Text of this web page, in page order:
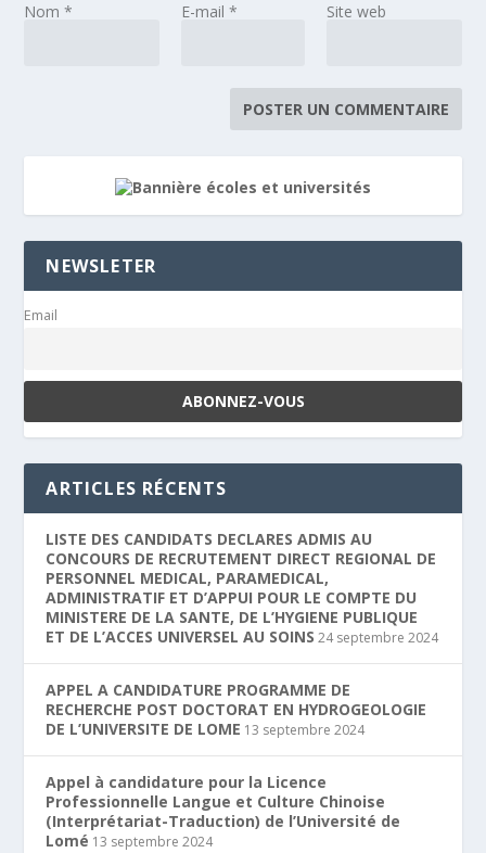
Nom* E-mail * Site web
NEWSLETER
Email
ARTICLES RÉCENTS
LISTE DES CANDIDATS DECLARES ADMIS AU
CONCOURS DE RECRUTEMENT DIRECT REGIONAL DE
PERSONNEL MEDICAL, PARAMEDICAL,
ADMINISTRATIF ET D’APPUI POUR LE COMPTE DU
MINISTERE DE LA SANTE, DE L’HYGIENE PUBLIQUE
ET DE L’ACCES UNIVERSEL AU SOINS 24 septembre 2024
APPEL A CANDIDATURE PROGRAMME DE
RECHERCHE POST DOCTORAT EN HYDROGEOLOGIE
DE L’UNIVERSITE DE LOME 13 septembre 2024
Appel à candidature pour la Licence
Professionnelle Langue et Culture Chinoise
(Interprétariat-Traduction) de l’Université de
Lomé 13 septembre 2024